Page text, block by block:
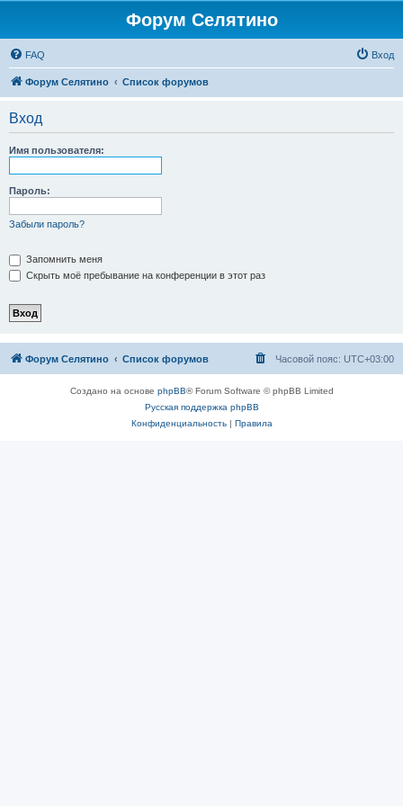
Форум Селятино
FAQ Вход
Форум Селятино Список форумов
Вход
Имя пользователя:
Пароль:
Забыли пароль?
Запомнить меня
Скрыть моё пребывание на конференции в этот раз
Форум Селятино Список форумов Часовой пояс: UTC+03:00
Создано на основе phpBB® Forum Software © phpBB Limited
Русская поддержка phpBB
Конфиденциальность| Правила